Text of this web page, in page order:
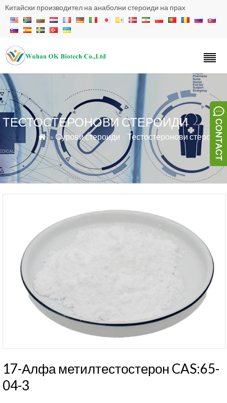
Китайски производител на анаболни стероиди на прах
ТЕСТОСТЕРОНОВИ СТЕРОИДИ
 » Сурови стероиди Тестостеронови стероиди
17-Алфа метилтестостерон CAS:65-
04-3